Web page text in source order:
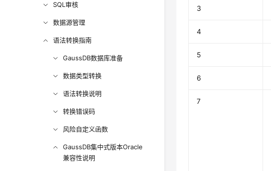
SQL审核
数据源管理
语法转换指南
GaussDB数据库准备
数据类型转换
语法转换说明
转换错误码
风险自定义函数
GaussDB集中式版本Oracle
兼容性说明
3
4
5
6
7